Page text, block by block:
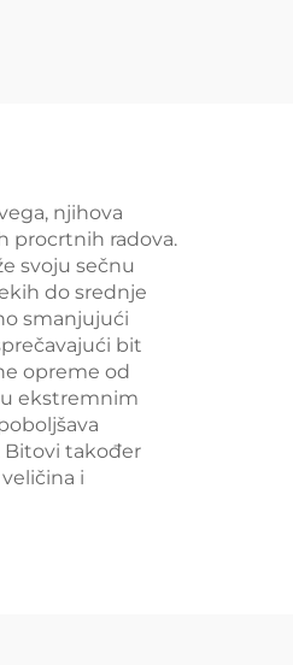
njihova
procrtnih radova.
svoju sečnu
do srednje
smanjujući
bit
opreme od
ekstremnim
Bitovi također
i